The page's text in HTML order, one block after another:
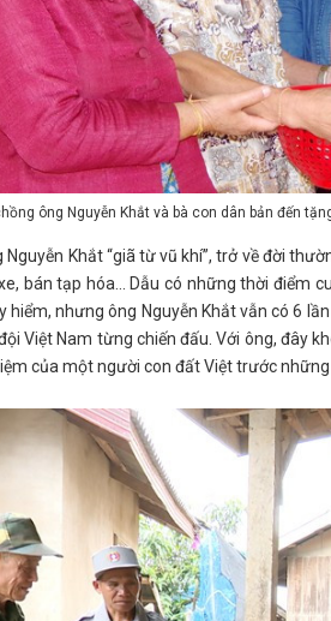
ông Nguyễn Khắt và bà con dân bản đến
Nguyễn Khắt “giã từ vũ khí”, trở về đời
bán tạp hóa... Dẫu có những thời điểm
hiểm, nhưng ông Nguyễn Khắt vẫn có 6
Việt Nam từng chiến đấu. Với ông, đây
của một người con đất Việt trước